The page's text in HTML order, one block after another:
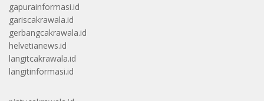
gapurainformasi.id
gariscakrawala.id
gerbangcakrawala.id
helvetianews.id
langitcakrawala.id
langitinformasi.id